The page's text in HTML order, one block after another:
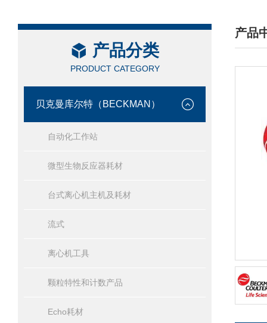
产品分类
PRODUCT CATEGORY
贝克曼库尔特（BECKMAN）
自动化工作站
微型生物反应器耗材
台式离心机主机及耗材
流式
离心机工具
颗粒特性和计数产品
Echo耗材
产品
/